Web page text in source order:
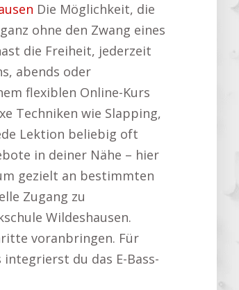
Die Möglichkeit, die
ohne den Zwang eines
die Freiheit, jederzeit
abends oder
flexiblen Online-Kurs
Techniken wie Slapping,
Lektion beliebig oft
in deiner Nähe – hier
gezielt an bestimmten
Zugang zu
Wildeshausen.
voranbringen. Für
du das E-Bass-